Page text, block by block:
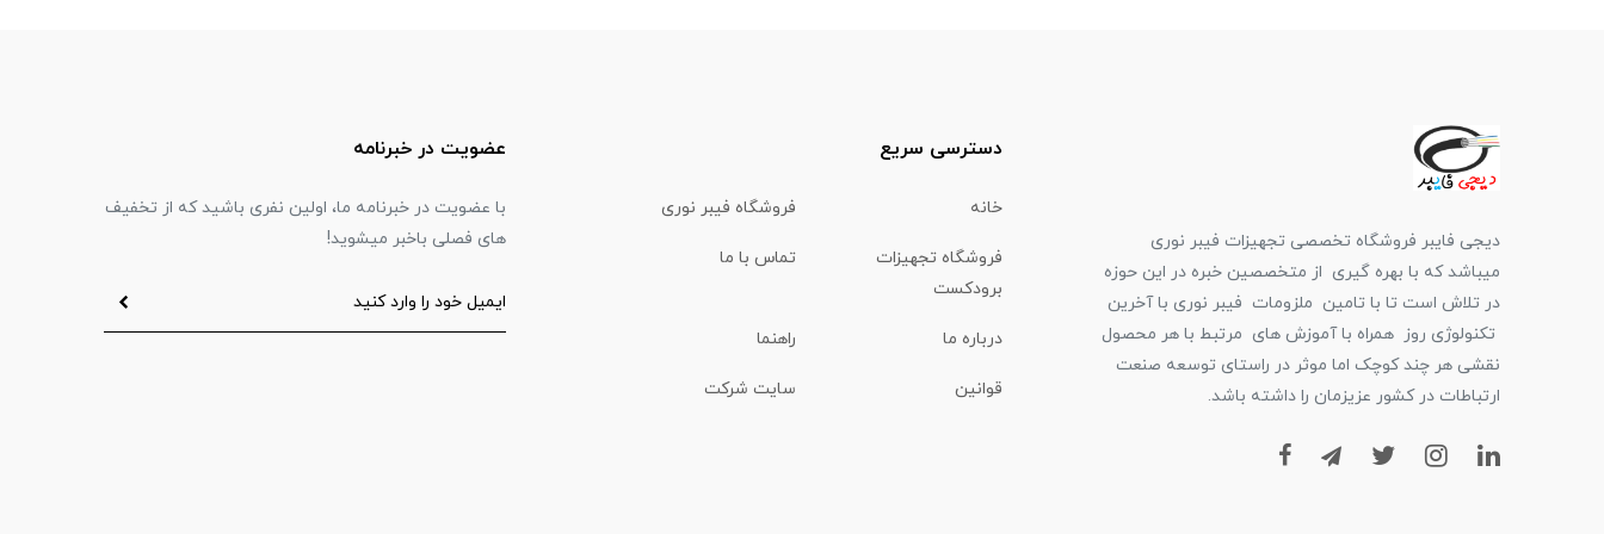
دیجی فایبر فروشگاه تخصصی تجهیزات فیبر نوری
میباشد که با بهره گیری از متخصصین خبره در این حوزه
در تلاش است تا با تامین ملزومات فیبر نوری با آخرین
تکنولوژی روز همراه با آموزش های مرتبط با هر محصول
نقشی هر چند کوچک اما موثر در راستای توسعه صنعت
ارتباطات در کشور عزیزمان را داشته باشد.
دسترسی سریع
خانه فروشگاه فیبر نوری
فروشگاه تجهیزات
برودکست
تماس با ما
درباره ما راهنما
قوانین سایت شرکت
عضویت در خبرنامه
با عضویت در خبرنامه ما، اولین نفری باشید که از تخفیف
های فصلی باخبر میشوید!